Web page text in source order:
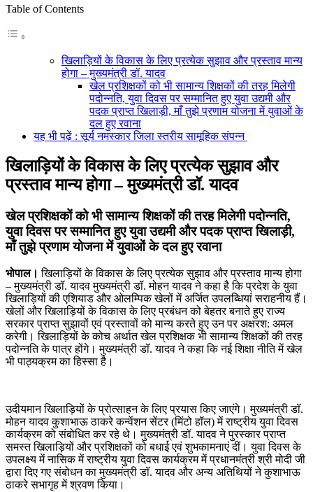
Table of Contents
खिलाड़ियों के विकास के लिए प्रत्येक सुझाव और प्रस्ताव मान्य
होगा – मुख्यमंत्री डॉ. यादव
खेल प्रशिक्षकों को भी सामान्य शिक्षकों की तरह मिलेगी
पदोन्नति, युवा दिवस पर सम्मानित हुए युवा उद्यमी और
पदक प्राप्त खिलाड़ी, माँ तुझे प्रणाम योजना में युवाओं के
दल हुए रवाना
यह भी पढ़ें : सूर्य नमस्कार जिला स्तरीय सामूहिक संपन्न
खिलाड़ियों के विकास के लिए प्रत्येक सुझाव और
प्रस्ताव मान्य होगा – मुख्यमंत्री डॉ. यादव
खेल प्रशिक्षकों को भी सामान्य शिक्षकों की तरह मिलेगी पदोन्नति,
युवा दिवस पर सम्मानित हुए युवा उद्यमी और पदक प्राप्त खिलाड़ी,
माँ तुझे प्रणाम योजना में युवाओं के दल हुए रवाना
भोपाल।खिलाड़ियों के विकास के लिए प्रत्येक सुझाव और प्रस्ताव मान्य होगा
– मुख्यमंत्री डॉ. यादवमुख्यमंत्री डॉ. मोहन यादव ने कहा है कि प्रदेश के युवा
खिलाड़ियों की एशियाड और ओलम्पिक खेलों में अर्जित उपलब्धियां सराहनीय हैं।
खेलों और खिलाड़ियों के विकास के लिए प्रबंधन को बेहतर बनाते हुए राज्य
सरकार प्राप्त सुझावों एवं प्रस्तावों को मान्य करते हुए उन पर अक्षरश: अमल
करेगी। खिलाड़ियों के कोच अर्थात खेल प्रशिक्षक भी सामान्य शिक्षकों की तरह
पदोन्नति के पात्र होंगे। मुख्यमंत्री डॉ. यादव ने कहा कि नई शिक्षा नीति में खेल
भी पाठ्यक्रम का हिस्सा है।
उदीयमान खिलाड़ियों के प्रोत्साहन के लिए प्रयास किए जाएंगे। मुख्यमंत्री डॉ.
मोहन यादव कुशाभाऊ ठाकरे कन्वेंशन सेंटर (मिंटो हॉल) में राष्ट्रीय युवा दिवस
कार्यक्रम को संबोधित कर रहे थे। मुख्यमंत्री डॉ. यादव ने पुरस्कार प्राप्त
समस्त खिलाड़ियों और प्रशिक्षकों को बधाई एवं शुभकामनाएं दीं। युवा दिवस के
उपलक्ष्य में नासिक में राष्ट्रीय युवा दिवस कार्यक्रम में प्रधानमंत्री श्री मोदी जी
द्वारा दिए गए संबोधन का मुख्यमंत्री डॉ. यादव और अन्य अतिथियों ने कुशाभाऊ
ठाकरे सभागृह में श्रवण किया।